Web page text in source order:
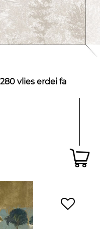
vlies erdei fa